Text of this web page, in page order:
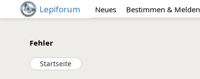
Lepiforum Neues Bestimmen & Melden
Fehler
Startseite